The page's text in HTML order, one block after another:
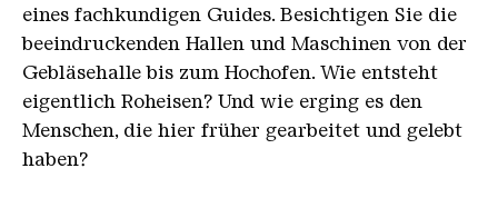
eines fachkundigen Guides. Besichtigen Sie die
beeindruckenden Hallen und Maschinen von der
Gebläsehalle bis zum Hochofen. Wie entsteht
eigentlich Roheisen? Und wie erging es den
Menschen, die hier früher gearbeitet und gelebt
haben?